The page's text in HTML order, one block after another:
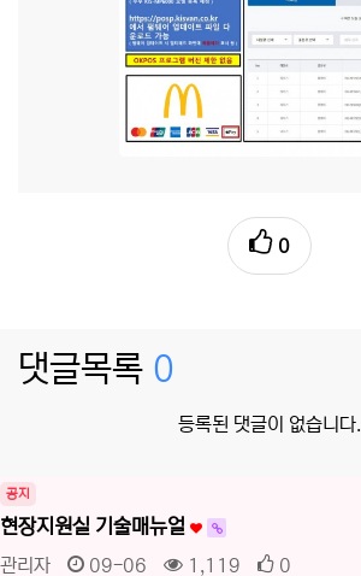
0
댓글목록 0
등록된 댓글이 없습니다.
공지
현장지원실 기술매뉴얼
관리자 09-06 1,119 0